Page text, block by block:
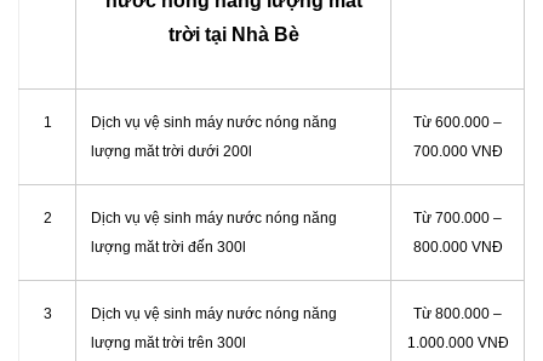
trời tại Nhà Bè
1
Dịch vụ vệ sinh máy nước nóng năng
lượng măt trời dưới 200l
Từ 600.000 –
700.000 VNĐ
2
Dịch vụ vệ sinh máy nước nóng năng
lượng măt trời đến 300l
Từ 700.000 –
800.000 VNĐ
3
Dịch vụ vệ sinh máy nước nóng năng
lượng măt trời trên 300l
Từ 800.000 –
1.000.000 VNĐ